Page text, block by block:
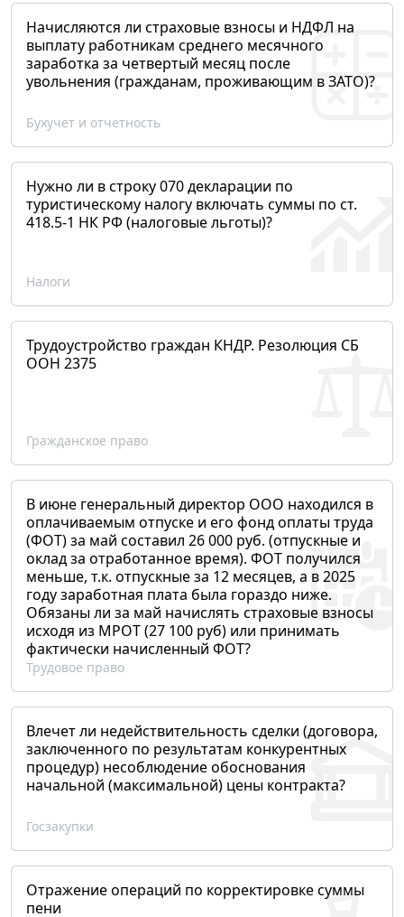
Начисляются ли страховые взносы и НДФЛ на
выплату работникам среднего месячного
заработка за четвертый месяц после
увольнения (гражданам, проживающим в ЗАТО)?
Бухучет и отчетность
Нужно ли в строку 070 декларации по
туристическому налогу включать суммы по ст.
418.5-1 НК РФ (налоговые льготы)?
Налоги
Трудоустройство граждан КНДР. Резолюция СБ
ООН 2375
Гражданское право
В июне генеральный директор ООО находился в
оплачиваемым отпуске и его фонд оплаты труда
(ФОТ) за май составил 26 000 руб. (отпускные и
оклад за отработанное время). ФОТ получился
меньше, т.к. отпускные за 12 месяцев, а в 2025
году заработная плата была гораздо ниже.
Обязаны ли за май начислять страховые взносы
исходя из МРОТ (27 100 руб) или принимать
фактически начисленный ФОТ?
Трудовое право
Влечет ли недействительность сделки (договора,
заключенного по результатам конкурентных
процедур) несоблюдение обоснования
начальной (максимальной) цены контракта?
Госзакупки
Отражение операций по корректировке суммы
пени